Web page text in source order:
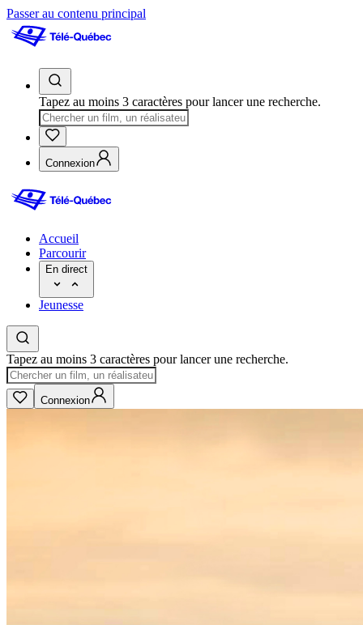
Passer au contenu principal
Tapez au moins 3 caractères pour lancer une recherche.
Connexion
Accueil
Parcourir
En direct
Jeunesse
Tapez au moins 3 caractères pour lancer une recherche.
Connexion